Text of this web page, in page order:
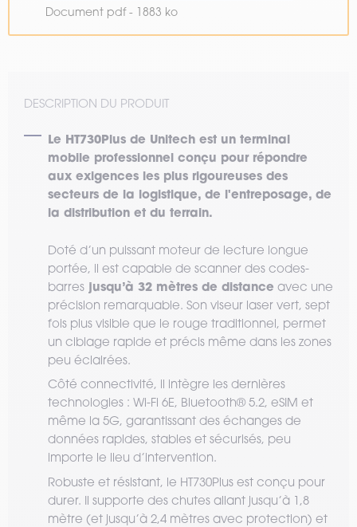
Document pdf - 1883 ko
DESCRIPTION DU PRODUIT
Le HT730Plus de Unitech est un terminal
mobile professionnel conçu pour répondre
aux exigences les plus rigoureuses des
secteurs de la logistique, de l'entreposage, de
la distribution et du terrain.
Doté d’un puissant moteur de lecture longue
portée, il est capable de scanner des codes-
barres jusqu’à 32 mètres de distance avec une
précision remarquable. Son viseur laser vert, sept
fois plus visible que le rouge traditionnel, permet
un ciblage rapide et précis même dans les zones
peu éclairées.
Côté connectivité, il intègre les dernières
technologies : Wi-Fi 6E, Bluetooth® 5.2, eSIM et
même la 5G, garantissant des échanges de
données rapides, stables et sécurisés, peu
importe le lieu d’intervention.
Robuste et résistant, le HT730Plus est conçu pour
durer. Il supporte des chutes allant jusqu’à 1,8
mètre (et jusqu’à 2,4 mètres avec protection) et